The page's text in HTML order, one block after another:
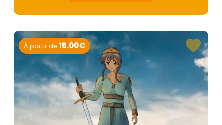
À partir de 15.00€